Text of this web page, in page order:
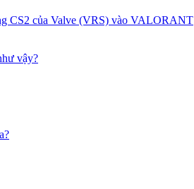
CS2 của Valve (VRS) vào VALORANT
vậy?